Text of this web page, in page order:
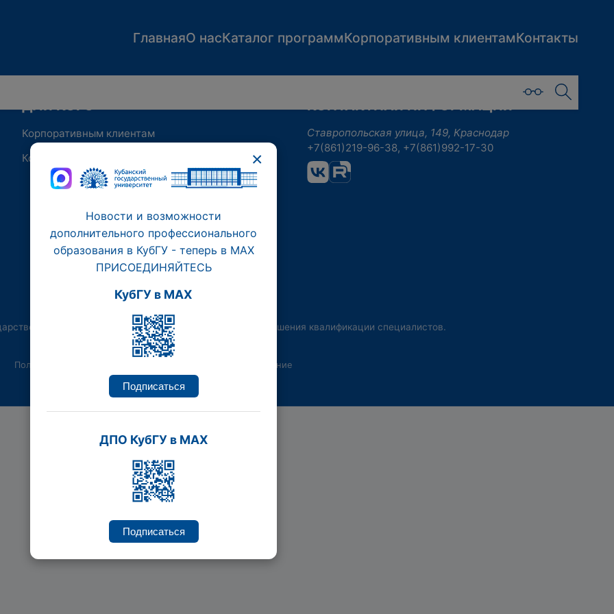
ГлавнаяО насКаталог программКорпоративным клиентамКонтакты
ДЛЯ КОГО
Корпоративным клиентам
Контакты
КОНТАКТНАЯ ИНФОРМАЦИЯ
Ставропольская улица, 149, Краснодар
+7(861)219-96-38, +7(861)992-17-30
университет, Институт переподготовки и повышения квалификации специалистов.
Политика конфиденциальности Пользовательское соглашение
×
Новости и возможности
дополнительного профессионального
образования в КубГУ - теперь в МАХ
ПРИСОЕДИНЯЙТЕСЬ
КубГУ в MAX
Подписаться
ДПО КубГУ в MAX
Подписаться